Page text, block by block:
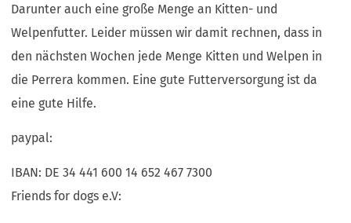
​Darunter auch eine große Menge an Kitten- und
Welpenfutter. Leider müssen wir damit rechnen, dass in
den nächsten Wochen jede Menge Kitten und Welpen in
die Perrera kommen. Eine gute Futterversorgung ist da
eine gute Hilfe.
​paypal:
IBAN: DE 34 441 600 14 652 467 7300
Friends for dogs e.V: